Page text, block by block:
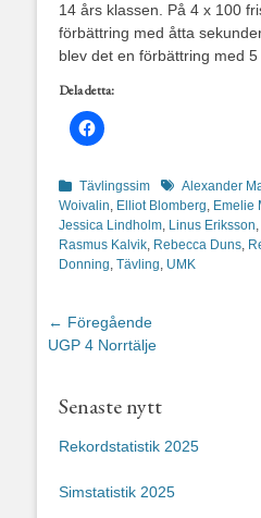
14 års klassen. På 4 x 100
förbättring med åtta
blev det en förbättring med 5
Dela detta:
Kategorier
Tävlingssim Etiketter
Alexander
Woivalin, Elliot Blomberg, Emelie
Jessica Lindholm, Linus Eriksson,
Rasmus Kalvik, Rebecca Duns,
Donning, Tävling, UMK
Inläggsnavigering
← Föregående
Föregående
UGP 4 Norrtälje
Senaste nytt
Rekordstatistik 2025
Simstatistik 2025